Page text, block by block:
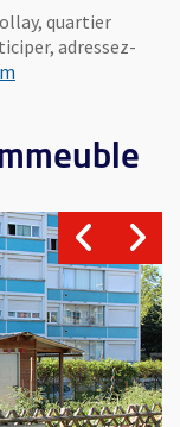
quartier
adressez-